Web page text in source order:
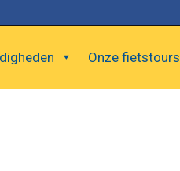
Onze fietstours